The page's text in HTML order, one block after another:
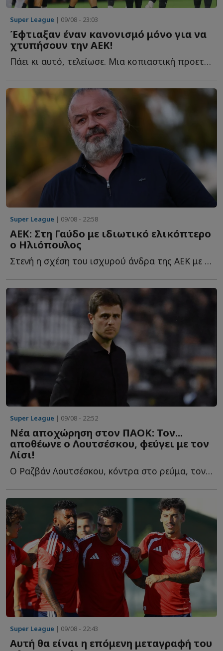
Super League | 09/08 - 23:03
Έφτιαξαν έναν κανονισμό μόνο για να
χτυπήσουν την ΑΕΚ!
Πάει κι αυτό, τελείωσε. Μια κοπιαστική προετοιμασία για τα ...
Super League | 09/08 - 22:58
ΑΕΚ: Στη Γαύδο με ιδιωτικό ελικόπτερο
ο Ηλιόπουλος
Στενή η σχέση του ισχυρού άνδρα της ΑΕΚ με το ακριτικό ν...
Super League | 09/08 - 22:52
Νέα αποχώρηση στον ΠΑΟΚ: Τον...
αποθέωνε ο Λουτσέσκου, φεύγει με τον
Λίσι!
Ο Ραζβάν Λουτσέσκου, κόντρα στο ρεύμα, τον είχε χαρακτηρίσει ω...
Super League | 09/08 - 22:43
Αυτή θα είναι η επόμενη μεταγραφή του